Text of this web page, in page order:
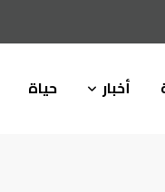
أخبار حياة
في غزة